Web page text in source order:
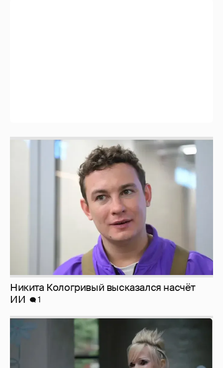
Никита Кологривый высказался насчёт
Певица Глюкоза рассказала о съёмках для
эротического журнала
3